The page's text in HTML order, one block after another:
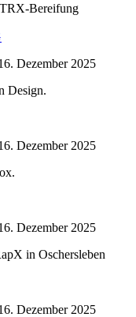
Bereifung
Dezember 2025
Design.
Dezember 2025
Dezember 2025
in Oschersleben
Dezember 2025